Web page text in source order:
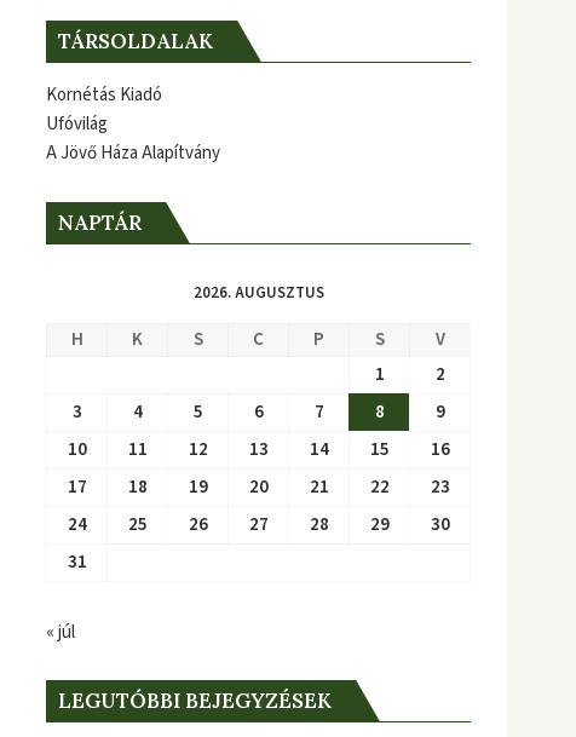
TÁRSOLDALAK
Kornétás Kiadó
Ufóvilág
A Jövő Háza Alapítvány
NAPTÁR
2026. AUGUSZTUS
H K S C P S
V
1
2
3
4 5 6 7 8
9
10
11 12 13 14 15
16
17
18 19 20 21 22
23
24
25 26 27 28 29
30
31
« júl
LEGUTÓBBI BEJEGYZÉSEK